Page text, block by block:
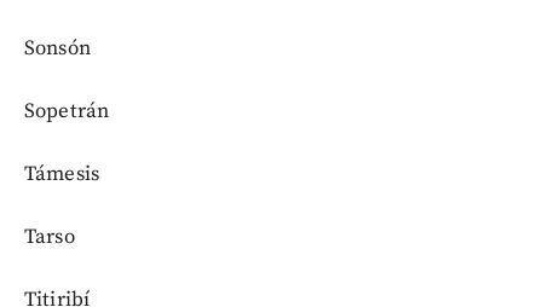
Sonsón
Sopetrán
Támesis
Tarso
Titiribí